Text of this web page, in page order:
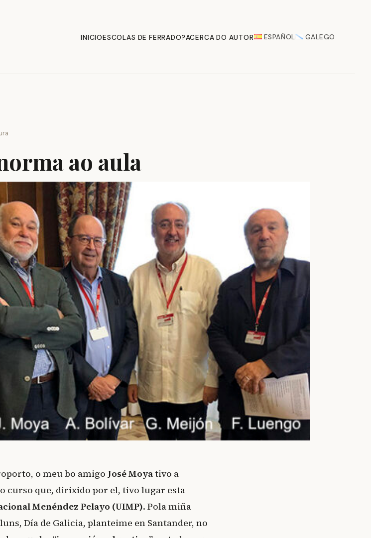
INICIOESCOLAS DE FERRADO?ACERCA DO AUTOR ESPAÑOL GALEGO
ao aula
o meu bo amigoJosé Moyativo a
curso que, dirixido por el, tivo lugar esta
Menéndez Pelayo (UIMP). Pola miña
Día de Galicia, planteime en Santander, no